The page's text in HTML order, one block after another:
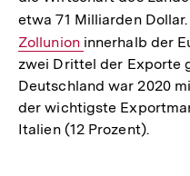
etwa 71 Milliarden
Zollunion innerhalb der
zwei Drittel der Exporte
Deutschland war 2020
der wichtigste
Italien (12 Prozent).